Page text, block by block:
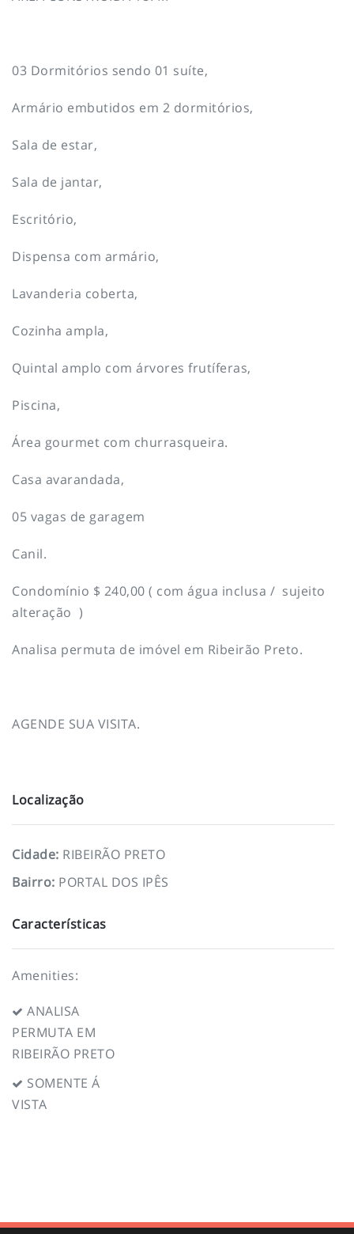
03 Dormitórios sendo 01 suíte,
Armário embutidos em 2 dormitórios,
Sala de estar,
Sala de jantar,
Escritório,
Dispensa com armário,
Lavanderia coberta,
Cozinha ampla,
Quintal amplo com árvores frutíferas,
Piscina,
Área gourmet com churrasqueira.
Casa avarandada,
05 vagas de garagem
Canil.
Condomínio $ 240,00 ( com água inclusa / sujeito
alteração )
Analisa permuta de imóvel em Ribeirão Preto.
AGENDE SUA VISITA.
Localização
Cidade: RIBEIRÃO PRETO
Bairro: PORTAL DOS IPÊS
Características
Amenities:
ANALISA
PERMUTA EM
RIBEIRÃO PRETO
SOMENTE Á
VISTA